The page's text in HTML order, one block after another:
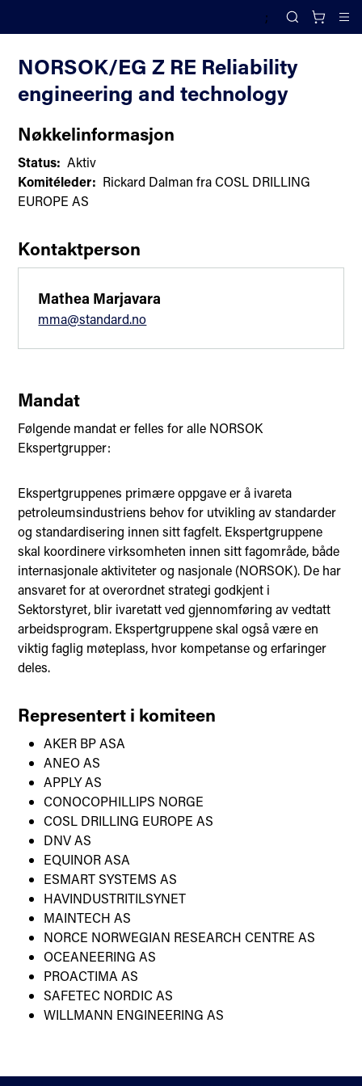
;
Search
NORSOK/EG Z RE Reliability
engineering and technology
Nøkkelinformasjon
Status: Aktiv
Komitéleder: Rickard Dalman fra COSL DRILLING
EUROPE AS
Kontaktperson
Mathea Marjavara
mma@standard.no
Mandat
Følgende mandat er felles for alle NORSOK
Ekspertgrupper:
Ekspertgruppenes primære oppgave er å ivareta
petroleumsindustriens behov for utvikling av standarder
og standardisering innen sitt fagfelt. Ekspertgruppene
skal koordinere virksomheten innen sitt fagområde, både
internasjonale aktiviteter og nasjonale (NORSOK). De har
ansvaret for at overordnet strategi godkjent i
Sektorstyret, blir ivaretatt ved gjennomføring av vedtatt
arbeidsprogram. Ekspertgruppene skal også være en
viktig faglig møteplass, hvor kompetanse og erfaringer
deles.
Representert i komiteen
AKER BP ASA
ANEO AS
APPLY AS
CONOCOPHILLIPS NORGE
COSL DRILLING EUROPE AS
DNV AS
EQUINOR ASA
ESMART SYSTEMS AS
HAVINDUSTRITILSYNET
MAINTECH AS
NORCE NORWEGIAN RESEARCH CENTRE AS
OCEANEERING AS
PROACTIMA AS
SAFETEC NORDIC AS
WILLMANN ENGINEERING AS